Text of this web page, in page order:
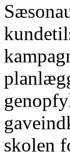
skolen